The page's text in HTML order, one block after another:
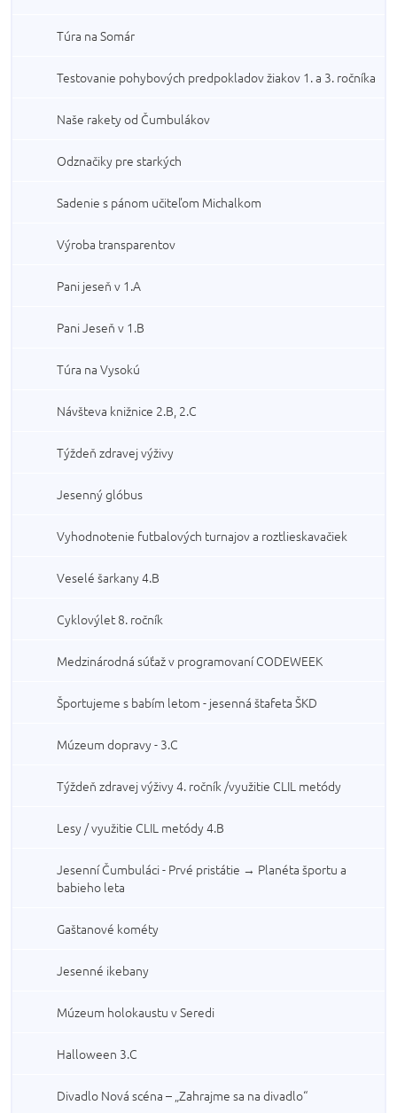
Túra na Somár
Testovanie pohybových predpokladov žiakov 1. a 3. ročníka
Naše rakety od Čumbulákov
Odznačiky pre starkých
Sadenie s pánom učiteľom Michalkom
Výroba transparentov
Pani jeseň v 1.A
Pani Jeseň v 1.B
Túra na Vysokú
Návšteva knižnice 2.B, 2.C
Týždeň zdravej výživy
Jesenný glóbus
Vyhodnotenie futbalových turnajov a roztlieskavačiek
Veselé šarkany 4.B
Cyklovýlet 8. ročník
Medzinárodná súťaž v programovaní CODEWEEK
Športujeme s babím letom - jesenná štafeta ŠKD
Múzeum dopravy - 3.C
Týždeň zdravej výživy 4. ročník /využitie CLIL metódy
Lesy / využitie CLIL metódy 4.B
Jesenní Čumbuláci - Prvé pristátie → Planéta športu a
babieho leta
Gaštanové kométy
Jesenné ikebany
Múzeum holokaustu v Seredi
Halloween 3.C
Divadlo Nová scéna – „Zahrajme sa na divadlo“